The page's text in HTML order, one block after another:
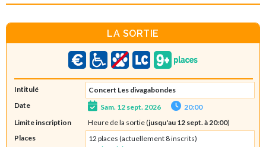
LA SORTIE
Intitulé
Concert Les divagabondes
Date
Sam. 12 sept. 2026
20:00
Limite inscription
Heure de la sortie (jusqu'au 12 sept. à 20:00)
Places
12 places (actuellement 8 inscrits)